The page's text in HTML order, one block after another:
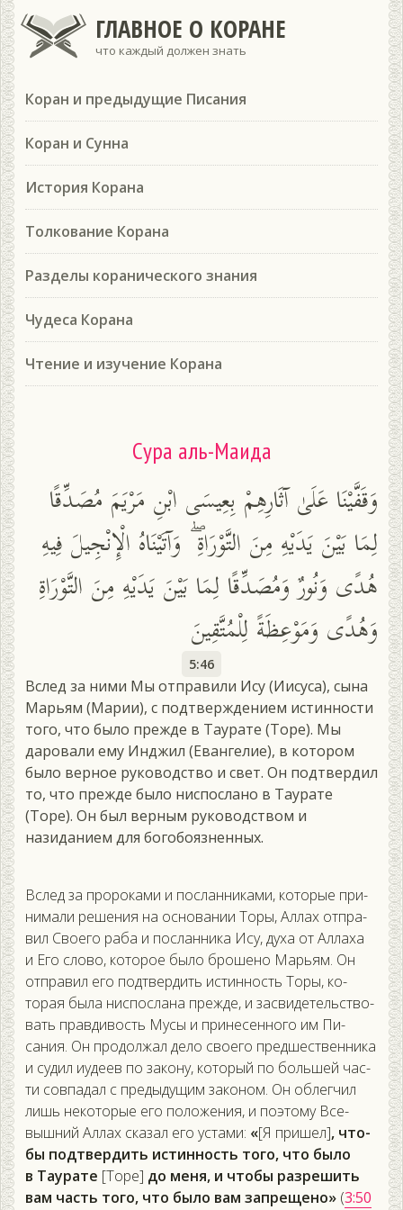
ГЛАВНОЕ О КОРАНЕ
что каждый должен знать
Коран и предыдущие Писания
Коран и Сунна
История Корана
Толкование Корана
Разделы коранического знания
Чудеса Корана
Чтение и изучение Корана
Сура аль-Маида
وَقَفَّيْنَا عَلَىٰ آثَارِهِمْ بِعِيسَى ابْنِ مَرْيَمَ مُصَدِّقًا
لِمَا بَيْنَ يَدَيْهِ مِنَ التَّوْرَاةِ ۖ وَآتَيْنَاهُ الْإِنْجِيلَ فِيهِ
هُدًى وَنُورٌ وَمُصَدِّقًا لِمَا بَيْنَ يَدَيْهِ مِنَ التَّوْرَاةِ
وَهُدًى وَمَوْعِظَةً لِلْمُتَّقِينَ
5:46
Вслед за ними Мы отправили Ису (Иисуса), сына
Марьям (Марии), с подтверждением истинности
того, что было прежде в Таурате (Торе). Мы
даровали ему Инджил (Евангелие), в котором
было верное руководство и свет. Он подтвердил
то, что прежде было ниспослано в Таурате
(Торе). Он был верным руководством и
назиданием для богобоязненных.
Вслед за про­рока­ми и пос­ланни­ками, ко­торые при­
нима­ли ре­шения на ос­но­вании То­ры, Ал­лах от­пра­
вил Сво­его ра­ба и пос­ланни­ка Ису, ду­ха от Ал­ла­ха
и Его сло­во, ко­торое бы­ло бро­шено Марь­ям. Он
от­пра­вил его под­твер­дить ис­тинность То­ры, ко­
торая бы­ла нис­посла­на преж­де, и зас­ви­детель­ство­
вать прав­ди­вость Му­сы и при­несен­но­го им Пи­
сания. Он про­дол­жал де­ло сво­его пред­шес­твен­ни­ка
и су­дил и­уде­ев по за­кону, ко­торый по боль­шей час­
ти сов­па­дал с пре­дыду­щим за­коном. Он об­легчил
лишь не­кото­рые его по­ложе­ния, и по­это­му Все­
выш­ний Ал­лах ска­зал его ус­та­ми: «[Я при­шел], что­
бы под­твер­дить ис­тинность то­го, что бы­ло
в Та­ура­те [То­ре] до ме­ня, и что­бы раз­ре­шить
вам часть то­го, что бы­ло вам зап­ре­щено» (3:50